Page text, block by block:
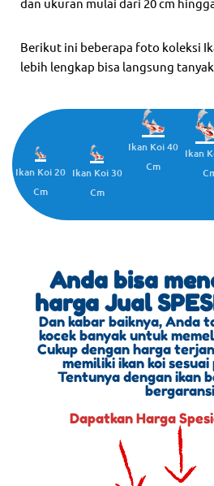
Berikut ini beberapa foto koleksi
lebih lengkap bisa langsung
Ikan Koi 20
Cm
Ikan Koi 30
Cm
Ikan Koi 40
Cm
Ikan
Anda bisa
harga Jual
Dan kabar baiknya, Anda
kocek banyak untuk
Cukup dengan harga
memiliki ikan koi
Tentunya dengan ikan
Dapatkan Harga